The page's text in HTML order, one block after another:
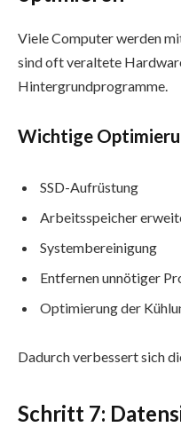
Viele Computer werden
sind oft veraltete
Hintergrundprogramme.
Wichtige
SSD-Aufrüstung
Arbeitsspeicher
Systembereinigung
Entfernen unnötiger
Optimierung der
Dadurch verbessert sich
Schritt 7: